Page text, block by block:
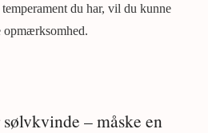
du har, vil du kunne
– måske en